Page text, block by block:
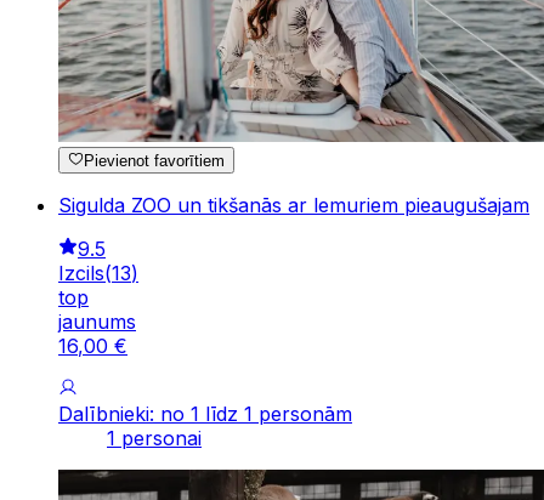
Pievienot favorītiem
Sigulda ZOO un tikšanās ar lemuriem pieaugušajam
9.5
Izcils(13)
top
jaunums
16,00 €
Dalībnieki: no 1 līdz 1 personām
1 personai